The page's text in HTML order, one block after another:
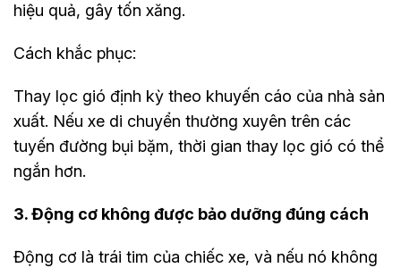
hiệu quả, gây tốn xăng.
Cách khắc phục:
Thay lọc gió định kỳ theo khuyến cáo của nhà sản
xuất. Nếu xe di chuyển thường xuyên trên các
tuyến đường bụi bặm, thời gian thay lọc gió có thể
ngắn hơn.
3. Động cơ không được bảo dưỡng đúng cách
Động cơ là trái tim của chiếc xe, và nếu nó không